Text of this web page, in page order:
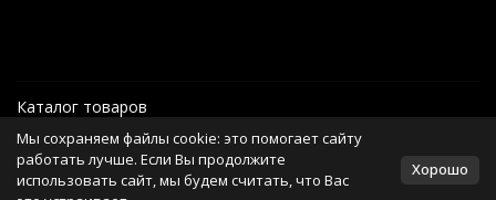
Каталог товаров
Информация
Мы сохраняем файлы cookie: это помогает сайту
работать лучше. Если Вы продолжите
использовать сайт, мы будем считать, что Вас
Хорошо